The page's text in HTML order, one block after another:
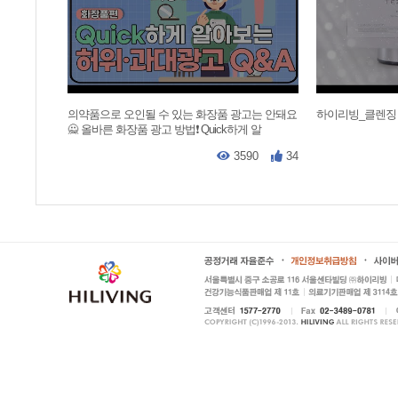
의약품으로 오인될 수 있는 화장품 광고는 안돼요
🙅 올바른 화장품 광고 방법❗ Quick하게 알
3590
34
하이리빙_클렌